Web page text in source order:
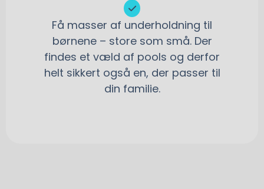
Få masser af underholdning til
børnene – store som små. Der
findes et væld af pools og derfor
helt sikkert også en, der passer til
din familie.